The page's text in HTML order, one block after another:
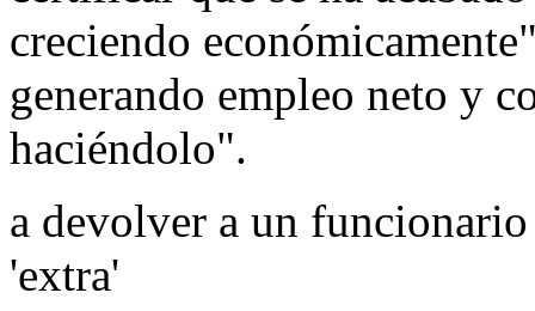
creciendo
generando empleo neto y
haciéndolo".
a devolver a un
'extra'